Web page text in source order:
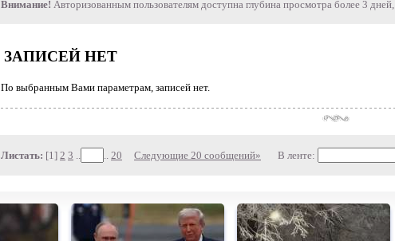
Внимание! Авторизованным пользователям доступна глубина просмотра более 3 дней,
ЗАПИСЕЙ НЕТ
По выбранным Вами параметрам, записей нет.
Листать: [1] 2 3 .. .. 20 Следующие 20 сообщений» В ленте: